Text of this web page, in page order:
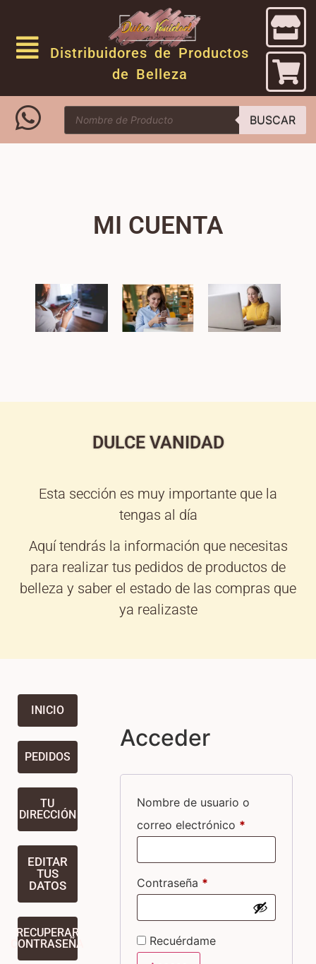
Distribuidores de Productos
de Belleza
BUSCAR
MI CUENTA
DULCE VANIDAD
Esta sección es muy importante que la
tengas al día
Aquí tendrás la información que necesitas
para realizar tus pedidos de productos de
belleza y saber el estado de las compras que
ya realizaste
INICIO
PEDIDOS
TU
DIRECCIÓN
EDITAR
TUS
DATOS
RECUPERAR
CONTRASEÑA
Acceder
Nombre de usuario o
correo electrónico *
Contraseña *
Recuérdame